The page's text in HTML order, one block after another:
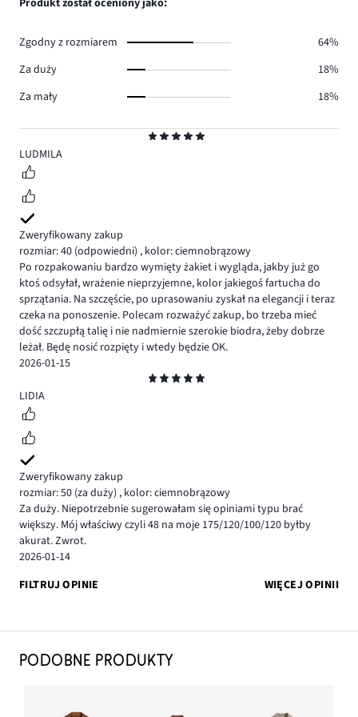
5LUDMILA
Zweryfikowany zakup
rozmiar: 40 (odpowiedni) , kolor: ciemnobrązowy
Po rozpakowaniu bardzo wymięty żakiet i wygląda, jakby już go
ktoś odsyłał, wrażenie nieprzyjemne, kolor jakiegoś fartucha do
sprzątania. Na szczęście, po uprasowaniu zyskał na elegancji i teraz
czeka na ponoszenie. Polecam rozważyć zakup, bo trzeba mieć
dość szczupłą talię i nie nadmiernie szerokie biodra, żeby dobrze
leżał. Będę nosić rozpięty i wtedy będzie OK.
2026-01-15
5LIDIA
Zweryfikowany zakup
rozmiar: 50 (za duży) , kolor: ciemnobrązowy
Za duży. Niepotrzebnie sugerowałam się opiniami typu brać
większy. Mój właściwy czyli 48 na moje 175/120/100/120 byłby
akurat. Zwrot.
2026-01-14
FILTRUJ OPINIE
WIĘCEJ OPINII
Produkt został oceniony jako:
Zgodny z rozmiarem
64%
Za duży
18%
Za mały
18%
PODOBNE PRODUKTY